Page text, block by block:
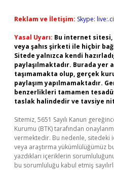
Reklam ve İletişim: Skype:
Yasal Uyarı: Bu internet
veya şahıs şirketi ile hiçbir
Sitede yalnızca kendi
paylaşılmaktadır. Burada
taşımamakta olup, gerçek
paylaşım yapılmamaktadır.
benzerlikleri tamamen
taslak halindedir ve tavsiye
Sitemiz, 5651 Sayılı Kanun
Kurumu (BTK) tarafından
vermektedir. Bu nedenle,
veya araştırma yükümlülüğümüz
yazdıkları içeriklerin
bu sorumluluğu kabul etmiş